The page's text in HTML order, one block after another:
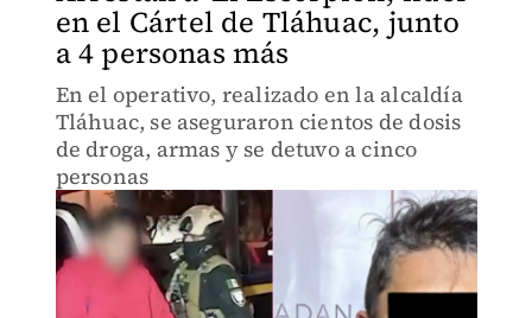
en el Cártel de Tláhuac, junto
a 4 personas más
En el operativo, realizado en la alcaldía
Tláhuac, se aseguraron cientos de dosis
de droga, armas y se detuvo a cinco
personas